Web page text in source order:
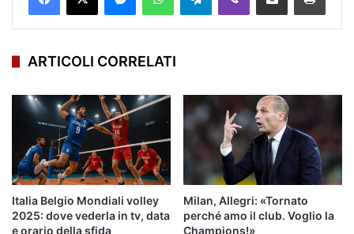
ARTICOLI CORRELATI
Italia Belgio Mondiali volley
2025: dove vederla in tv, data
e orario della sfida
Milan, Allegri: «Tornato
perché amo il club. Voglio la
Champions!»